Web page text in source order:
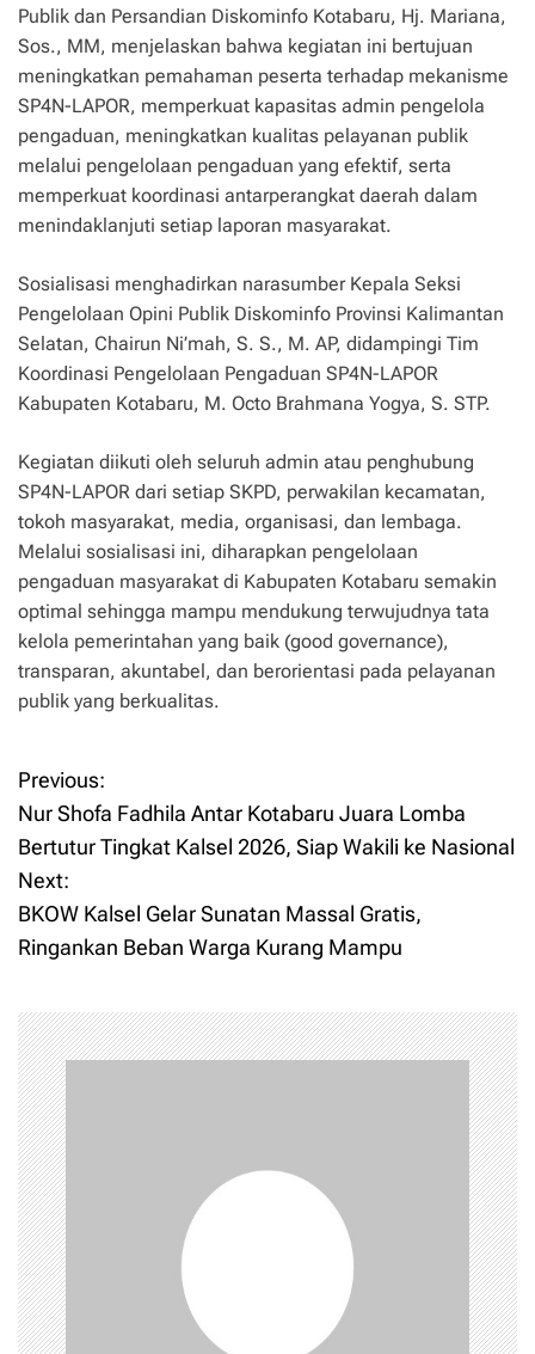
Publik dan Persandian Diskominfo Kotabaru, Hj. Mariana,
Sos., MM, menjelaskan bahwa kegiatan ini bertujuan
meningkatkan pemahaman peserta terhadap mekanisme
SP4N-LAPOR, memperkuat kapasitas admin pengelola
pengaduan, meningkatkan kualitas pelayanan publik
melalui pengelolaan pengaduan yang efektif, serta
memperkuat koordinasi antarperangkat daerah dalam
menindaklanjuti setiap laporan masyarakat.
Sosialisasi menghadirkan narasumber Kepala Seksi
Pengelolaan Opini Publik Diskominfo Provinsi Kalimantan
Selatan, Chairun Ni’mah, S. S., M. AP, didampingi Tim
Koordinasi Pengelolaan Pengaduan SP4N-LAPOR
Kabupaten Kotabaru, M. Octo Brahmana Yogya, S. STP.
Kegiatan diikuti oleh seluruh admin atau penghubung
SP4N-LAPOR dari setiap SKPD, perwakilan kecamatan,
tokoh masyarakat, media, organisasi, dan lembaga.
Melalui sosialisasi ini, diharapkan pengelolaan
pengaduan masyarakat di Kabupaten Kotabaru semakin
optimal sehingga mampu mendukung terwujudnya tata
kelola pemerintahan yang baik (good governance),
transparan, akuntabel, dan berorientasi pada pelayanan
publik yang berkualitas.
P
o
s
t
a
v
i
g
a
t
Previous:
Nur Shofa Fadhila Antar Kotabaru Juara Lomba
Bertutur Tingkat Kalsel 2026, Siap Wakili ke Nasional
Next:
BKOW Kalsel Gelar Sunatan Massal Gratis,
Ringankan Beban Warga Kurang Mampu